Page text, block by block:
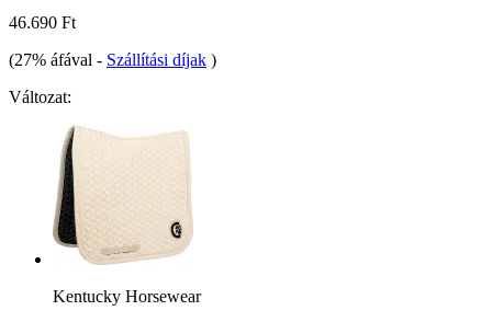
46.690 Ft
(27% áfával - Szállítási díjak )
Változat:
Kentucky Horsewear